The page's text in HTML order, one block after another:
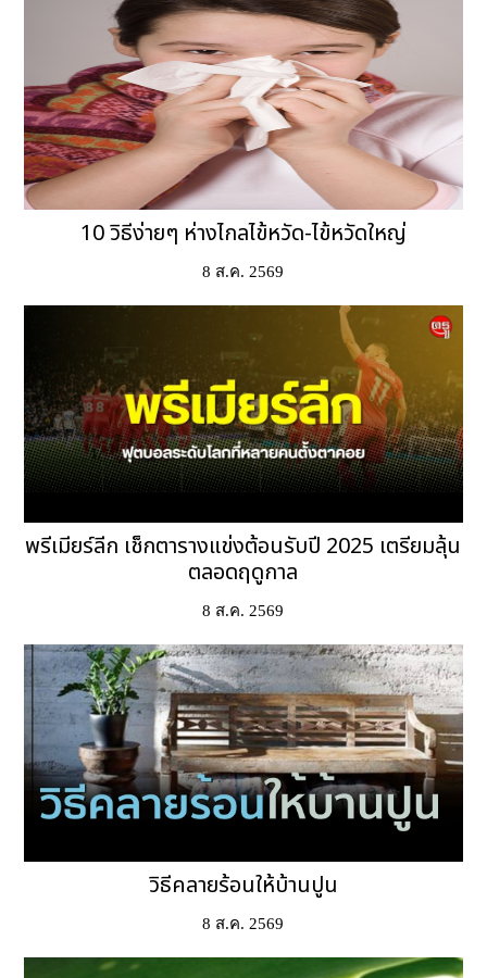
10 วิธีง่ายๆ ห่างไกลไข้หวัด-ไข้หวัดใหญ่
8 ส.ค. 2569
พรีเมียร์ลีก เช็กตารางแข่งต้อนรับปี 2025 เตรียมลุ้น
ตลอดฤดูกาล
8 ส.ค. 2569
วิธีคลายร้อนให้บ้านปูน
8 ส.ค. 2569